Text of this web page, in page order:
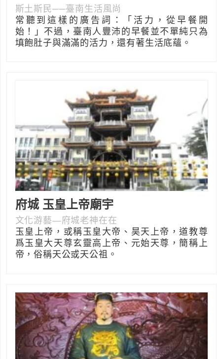
斯土斯民──臺南生活風尚
常聽到這樣的廣告詞：「活力，從早餐開
始！」不過，臺南人豐沛的早餐並不單純只為
填飽肚子與滿滿的活力，還有著生活底蘊。
府城 玉皇上帝廟宇
文化游藝—府城老神在在
玉皇上帝，或稱玉皇大帝、昊天上帝，道教尊
爲玉皇大天尊玄靈高上帝、元始天尊，簡稱上
帝，俗稱天公或天公祖。